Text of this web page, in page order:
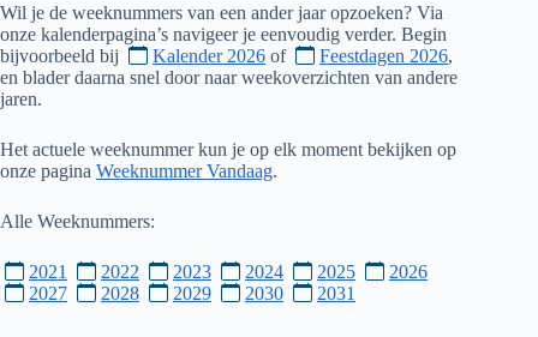
Wil je de weeknummers van een ander jaar opzoeken? Via
onze kalenderpagina’s navigeer je eenvoudig verder. Begin
bijvoorbeeld bij
Kalender 2026 of Feestdagen 2026,
en blader daarna snel door naar weekoverzichten van andere
jaren.
Het actuele weeknummer kun je op elk moment bekijken op
onze pagina Weeknummer Vandaag.
Alle Weeknummers:
2021 2022 2023 2024 2025
2026
2027
2028 2029 2030 2031